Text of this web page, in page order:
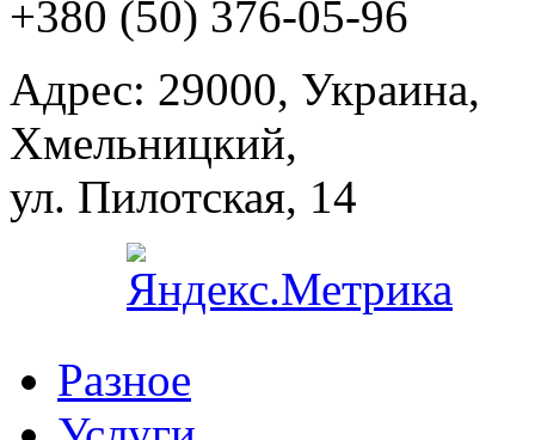
+380 (50) 376-05-96
Адрес: 29000, Украина,
Хмельницкий,
ул. Пилотская, 14
Разное